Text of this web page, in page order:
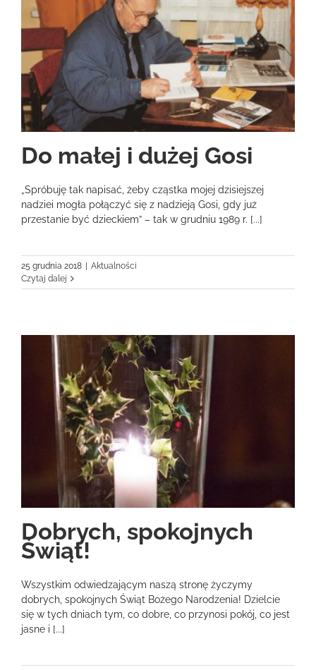
Do małej i dużej Gosi
„Spróbuję tak napisać, żeby cząstka mojej dzisiejszej
nadziei mogła połączyć się z nadzieją Gosi, gdy już
przestanie być dzieckiem” – tak w grudniu 1989 r. [...]
25 grudnia 2018 | Aktualności
Czytaj dalej
Dobrych, spokojnych
Świąt!
Wszystkim odwiedzającym naszą stronę życzymy
dobrych, spokojnych Świąt Bożego Narodzenia! Dzielcie
się w tych dniach tym, co dobre, co przynosi pokój, co jest
jasne i [...]